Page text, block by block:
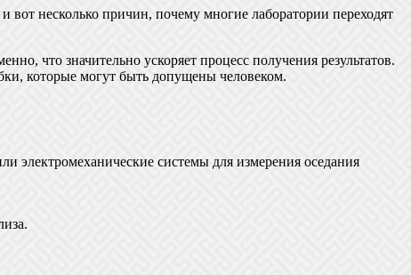
несколько причин, почему многие лаборатории переходят
что значительно ускоряет процесс получения результатов.
которые могут быть допущены человеком.
электромеханические системы для измерения оседания